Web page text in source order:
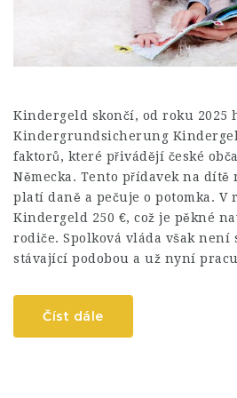
Kindergeld skončí, od roku 2025
Kindergrundsicherung
faktorů, které přivádějí české
Německa. Tento přídavek na dítě
platí daně a pečuje o potomka. V
Kindergeld 250 €, což je pěkné
rodiče. Spolková vláda však není
stávající podobou a už nyní
Číst dále